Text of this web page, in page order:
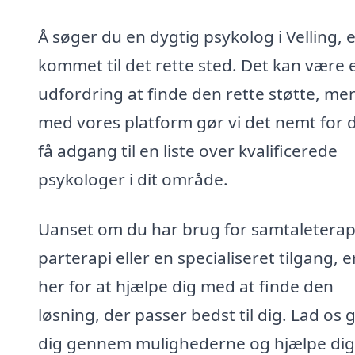
Å søger du en dygtig psykolog i Velling,
kommet til det rette sted. Det kan være
udfordring at finde den rette støtte,
med vores platform gør vi det nemt for
få adgang til en liste over kvalificerede
psykologer i dit område.
Uanset om du har brug for
parterapi eller en specialiseret tilgang,
her for at hjælpe dig med at finde den
løsning, der passer bedst til dig. Lad os
dig gennem mulighederne og hjælpe